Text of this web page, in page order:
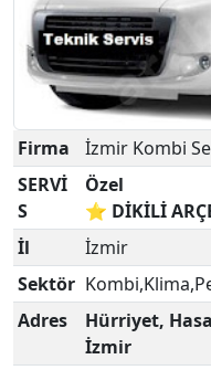
Firma
İzmir Kombi
SERVİ
S
Özel
⭐ DİKİLİ
İl
İzmir
Sektör
Adres
Hürriyet,
İzmir